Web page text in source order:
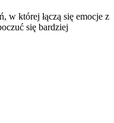
w której łączą się emocje z
się bardziej